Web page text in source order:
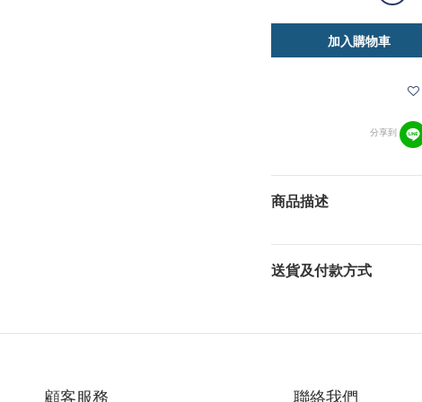
加入購物車
分享到
商品描述
送貨及付款方式
顧客服務 聯絡我們